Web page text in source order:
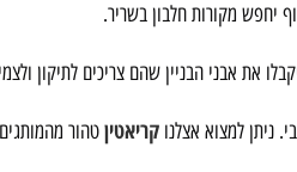
יחפש מקורות חלבון בשריר.
את אבני הבניין שהם צריכים לתיקון
ניתן למצוא אצלנו קריאטיןטהור מהמותגים